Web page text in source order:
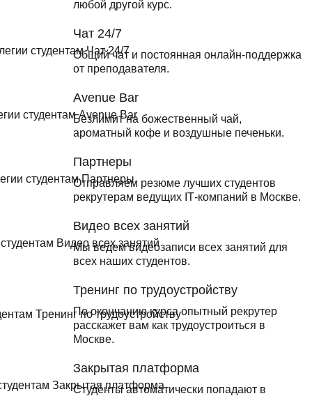
любой другой курс.
Чат 24/7
Общий чат и постоянная онлайн-поддержка
от преподавателя.
Avenue Bar
Безлимит на божественный чай,
ароматный кофе и воздушные печеньки.
Партнеры
Отправляем резюме лучших студентов
рекрутерам ведущих ІТ-компаний в Москве.
Видео всех занятий
Мы ведем видеозаписи всех занятий для
всех наших студентов.
Тренинг по трудоустройству
По окончанию курса опытный рекрутер
расскажет вам как трудоустроиться в
Москве.
Закрытая платформа
Студенты автоматически попадают в